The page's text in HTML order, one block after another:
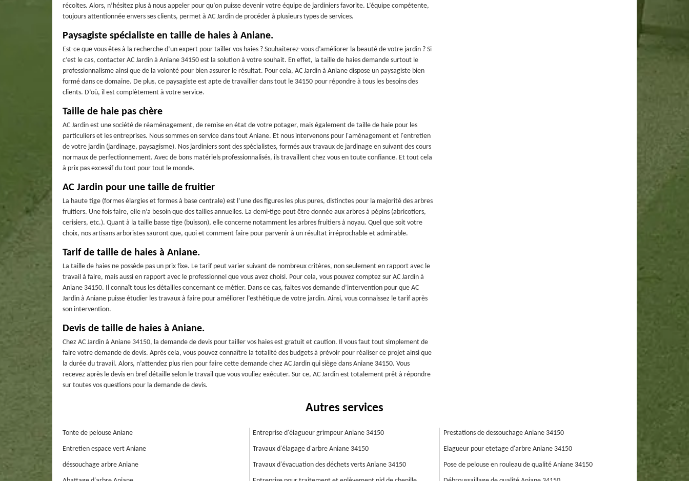
récoltes. Alors, n’hésitez plus à nous appeler pour qu’on puisse devenir votre équipe de jardiniers favorite. L’équipe compétente,
toujours attentionnée envers ses clients, permet à AC Jardin de procéder à plusieurs types de services.
Paysagiste spécialiste en taille de haies à Aniane.
Est-ce que vous êtes à la recherche d’un expert pour tailler vos haies ? Souhaiterez-vous d’améliorer la beauté de votre jardin ? Si
c’est le cas, contacter AC Jardin à Aniane 34150 est la solution à votre souhait. En effet, la taille de haies demande surtout le
professionnalisme ainsi que de la volonté pour bien assurer le résultat. Pour cela, AC Jardin à Aniane dispose un paysagiste bien
formé dans ce domaine. De plus, ce paysagiste est apte de travailler dans tout le 34150 pour répondre à tous les besoins des
clients. D’où, il est complètement à votre service.
Taille de haie pas chère
AC Jardin est une société de réaménagement, de remise en état de votre potager, mais également de taille de haie pour les
particuliers et les entreprises. Nous sommes en service dans tout Aniane. Et nous intervenons pour l'aménagement et l'entretien
de votre jardin (jardinage, paysagisme). Nos jardiniers sont des spécialistes, formés aux travaux de jardinage en suivant des cours
normaux de perfectionnement. Avec de bons matériels professionnalisés, ils travaillent chez vous en toute confiance. Et tout cela
à prix pas excessif du tout pour tout le monde.
AC Jardin pour une taille de fruitier
La haute tige (formes élargies et formes à base centrale) est l’une des figures les plus pures, distinctes pour la majorité des arbres
fruitiers. Une fois faire, elle n’a besoin que des tailles annuelles. La demi-tige peut être donnée aux arbres à pépins (abricotiers,
cerisiers, etc.). Quant à la taille basse tige (buisson), elle concerne notamment les arbres fruitiers à noyau. Quel que soit votre
choix, nos artisans arboristes sauront que, quoi et comment faire pour parvenir à un résultat irréprochable et admirable.
Tarif de taille de haies à Aniane.
La taille de haies ne possède pas un prix fixe. Le tarif peut varier suivant de nombreux critères, non seulement en rapport avec le
travail à faire, mais aussi en rapport avec le professionnel que vous avez choisi. Pour cela, vous pouvez comptez sur AC Jardin à
Aniane 34150. Il connaît tous les détailles concernant ce métier. Dans ce cas, faites vos demande d’intervention pour que AC
Jardin à Aniane puisse étudier les travaux à faire pour améliorer l’esthétique de votre jardin. Ainsi, vous connaissez le tarif après
son intervention.
Devis de taille de haies à Aniane.
Chez AC Jardin à Aniane 34150, la demande de devis pour tailler vos haies est gratuit et caution. Il vous faut tout simplement de
faire votre demande de devis. Après cela, vous pouvez connaître la totalité des budgets à prévoir pour réaliser ce projet ainsi que
la durée du travail. Alors, n’attendez plus rien pour faire cette demande chez AC Jardin qui siège dans Aniane 34150. Vous
recevez après le devis en bref détaille selon le travail que vous vouliez exécuter. Sur ce, AC Jardin est totalement prêt à répondre
sur toutes vos questions pour la demande de devis.
Autres services
Tonte de pelouse Aniane
Entretien espace vert Aniane
déssouchage arbre Aniane
Entreprise d'élagueur grimpeur Aniane 34150
Travaux d'élagage d'arbre Aniane 34150
Travaux d'évacuation des déchets verts Aniane 34150
Prestations de dessouchage Aniane 34150
Elagueur pour etetage d'arbre Aniane 34150
Pose de pelouse en rouleau de qualité Aniane 34150